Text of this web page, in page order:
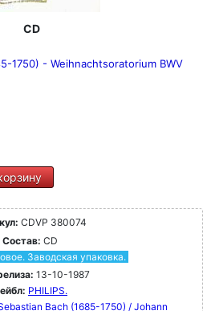
CD
1750) - Weihnachtsoratorium BWV
CDVP 380074
Состав: CD
Заводская упаковка.
13-10-1987
PHILIPS.
Bach (1685-1750) / Johann